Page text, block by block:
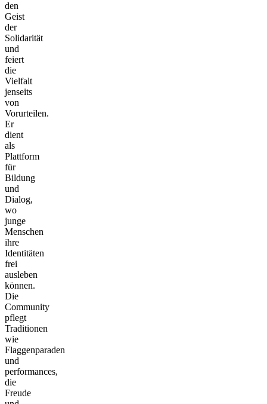
den
Geist
der
Solidarität
und
feiert
die
Vielfalt
jenseits
von
Vorurteilen.
Er
dient
als
Plattform
für
Bildung
und
Dialog,
wo
junge
Menschen
ihre
Identitäten
frei
ausleben
können.
Die
Community
pflegt
Traditionen
wie
Flaggenparaden
und
performances,
die
Freude